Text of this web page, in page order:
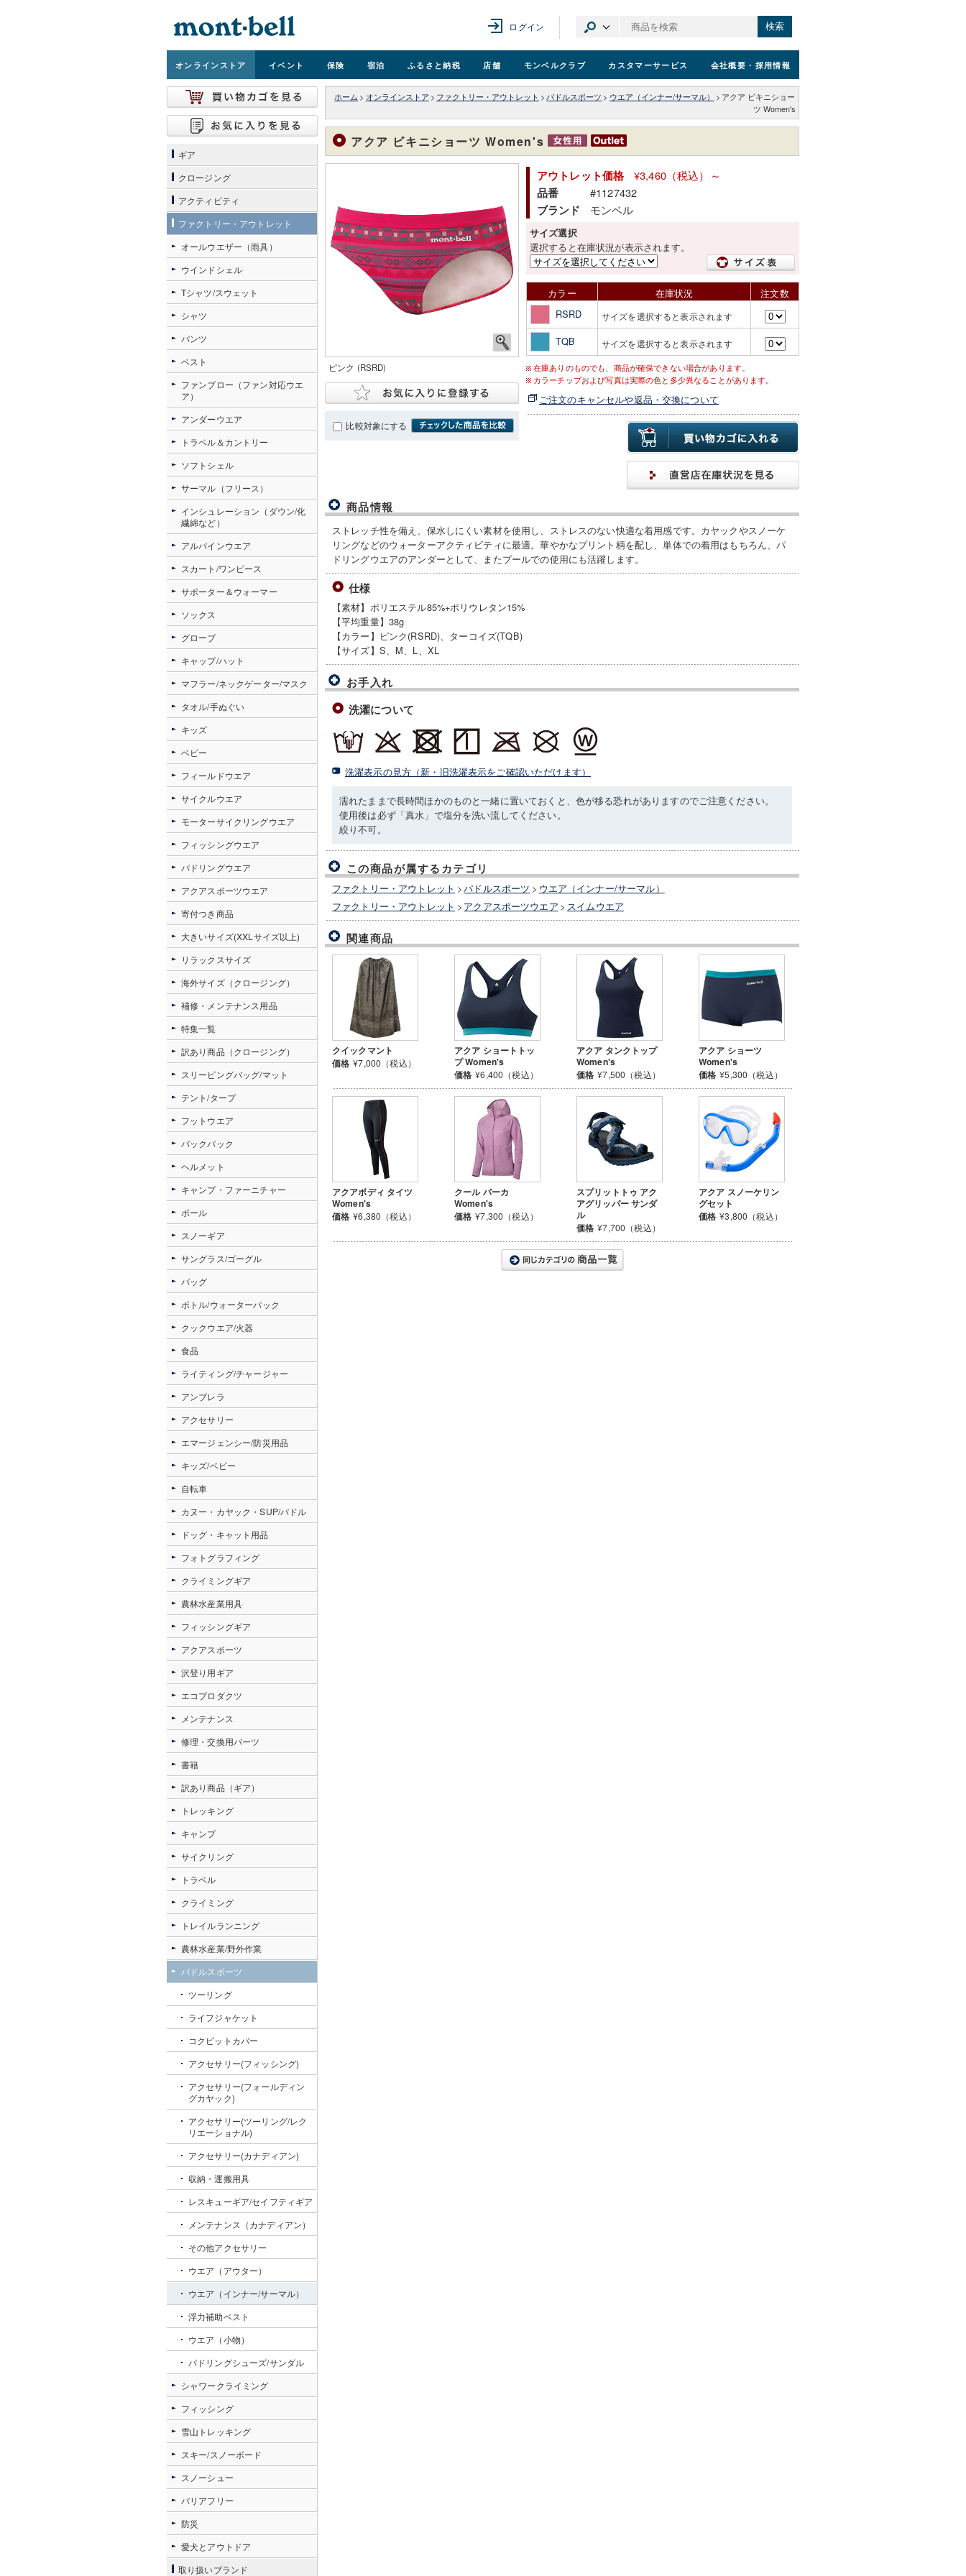
ログイン 検索
オンラインストア イベント 保険 宿泊 ふるさと納税 店舗 モンベルクラブ カスタマーサービス 会社概要 ・採用情報
ホーム > オンラインストア > ファクトリー・アウトレット > パドルスポーツ > ウエア（インナー/サーマル） > アクア ビキニショー
ツ Women's
アクア ビキニショーツ Women's
ピンク (RSRD)
比較対象にする
アウトレット価格 ¥3,460（税込）～
品番 #1127432
ブランド モンベル
サイズ選択
選択すると在庫状況が表示されます。
カラー 在庫状況
注文数
RSRD
サイズを選択すると表示されます
TQB サイズを選択すると表示されます
在庫ありのものでも、商品が確保できない場合があります。
カラーチップおよび写真は実際の色と多少異なることがあります。
ご注文のキャンセルや返品・交換について
商品情報
ストレッチ性を備え、保水しにくい素材を使用し、ストレスのない快適な着用感です。カヤックやスノーケ
リングなどのウォーターアクティビティに最適。華やかなプリント柄を配し、単体での着用はもちろん、パ
ドリングウエアのアンダーとして、またプールでの使用にも活躍します。
仕様
【素材】ポリエステル85%+ポリウレタン15%
【平均重量】38g
【カラー】ピンク(RSRD)、ターコイズ(TQB)
【サイズ】S、M、L、XL
お手入れ
洗濯について
洗濯表示の見方（新・旧洗濯表示をご確認いただけます）
濡れたままで長時間ほかのものと一緒に置いておくと、色が移る恐れがありますのでご注意ください。
使用後は必ず「真水」で塩分を洗い流してください。
絞り不可。
この商品が属するカテゴリ
ファクトリー・アウトレット >パドルスポーツ > ウエア（インナー/サーマル）
ファクトリー・アウトレット > アクアスポーツウエア > スイムウエア
関連商品
クイックマント
価格 ¥7,000（税込）
アクア ショートトッ
プ Women's
価格 ¥6,400（税込）
アクア タンクトップ
Women's
価格 ¥7,500（税込）
アクア ショーツ
Women's
価格 ¥5,300（税込）
アクアボディ タイツ
Women's
価格 ¥6,380（税込）
クール パーカ
Women's
価格 ¥7,300（税込）
スプリットトゥ アク
アグリッパー サンダ
ル
価格 ¥7,700（税込）
アクア スノーケリン
グセット
価格 ¥3,800（税込）
ギア
クロージング
アクティビティ
ファクトリー・アウトレット
オールウエザー（雨具）
ウインドシェル
Tシャツ/スウェット
シャツ
パンツ
ベスト
ファンブロー（ファン対応ウエ
ア）
アンダーウエア
トラベル＆カントリー
ソフトシェル
サーマル（フリース）
インシュレーション（ダウン/化
繊綿など）
アルパインウエア
スカート/ワンピース
サポーター＆ウォーマー
ソックス
グローブ
キャップ/ハット
マフラー/ネックゲーター/マスク
タオル/手ぬぐい
キッズ
ベビー
フィールドウエア
サイクルウエア
モーターサイクリングウエア
フィッシングウエア
パドリングウエア
アクアスポーツウエア
寄付つき商品
大きいサイズ(XXLサイズ以上)
リラックスサイズ
海外サイズ（クロージング）
補修・メンテナンス用品
特集一覧
訳あり商品（クロージング）
スリーピングバッグ/マット
テント/タープ
フットウエア
バックパック
ヘルメット
キャンプ・ファーニチャー
ポール
スノーギア
サングラス/ゴーグル
バッグ
ボトル/ウォーターパック
クックウエア/火器
食品
ライティング/チャージャー
アンブレラ
アクセサリー
エマージェンシー/防災用品
キッズ/ベビー
自転車
カヌー・カヤック・SUP/パドル
ドッグ・キャット用品
フォトグラフィング
クライミングギア
農林水産業用具
フィッシングギア
アクアスポーツ
沢登り用ギア
エコプロダクツ
メンテナンス
修理・交換用パーツ
書籍
訳あり商品（ギア）
トレッキング
キャンプ
サイクリング
トラベル
クライミング
トレイルランニング
農林水産業/野外作業
パドルスポーツ
ツーリング
ライフジャケット
コクピットカバー
アクセサリー(フィッシング)
アクセサリー(フォールディン
グカヤック)
アクセサリー(ツーリング/レク
リエーショナル)
アクセサリー(カナディアン)
収納・運搬用具
レスキューギア/セイフティギア
メンテナンス（カナディアン）
その他アクセサリー
ウエア（アウター）
ウエア（インナー/サーマル）
浮力補助ベスト
ウエア（小物）
パドリングシューズ/サンダル
シャワークライミング
フィッシング
雪山トレッキング
スキー/スノーボード
スノーシュー
バリアフリー
防災
愛犬とアウトドア
取り扱いブランド